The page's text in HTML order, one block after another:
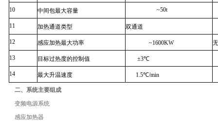
10 中间包最大容量 ~50t
11 加热通道类型 双通道
12 感应加热最大功率 ~1600KW
13 目标过热度的控制值 ±3℃
14 最大升温速度 1.5℃/min
二、系统主要组成
变频电源系统
感应加热器